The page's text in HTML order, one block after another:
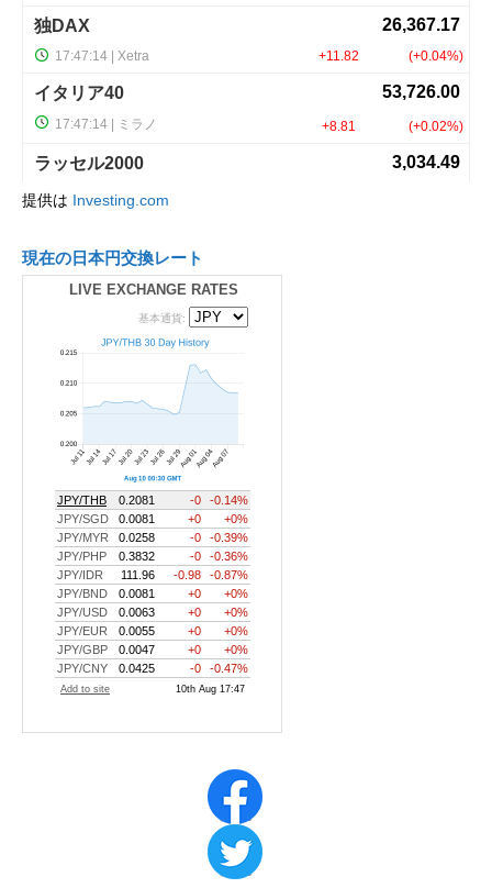
提供は Investing.com
現在の日本円交換レート
LIVE EXCHANGE RATES